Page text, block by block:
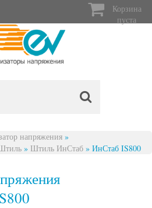
Корзина
пуста
напряжения »
» Штиль ИнСтаб » ИнСтаб IS800